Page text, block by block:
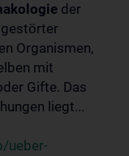
der
Organismen,
mit
Gifte. Das
liegt...
ueber-